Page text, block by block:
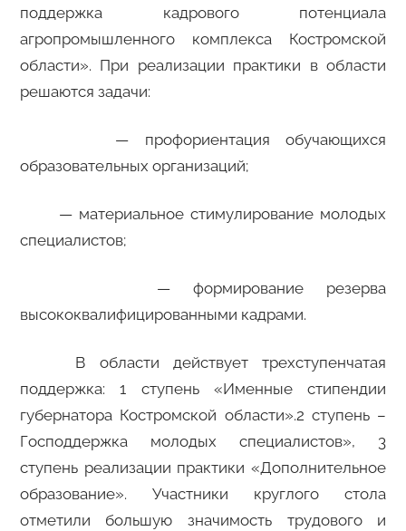
поддержка кадрового потенциала
агропромышленного комплекса Костромской
области». При реализации практики в области
решаются задачи:
— профориентация обучающихся
образовательных организаций;
— материальное стимулирование молодых
специалистов;
— формирование резерва
высококвалифицированными кадрами.
В области действует трехступенчатая
поддержка: 1 ступень «Именные стипендии
губернатора Костромской области».2 ступень –
Господдержка молодых специалистов», 3
ступень реализации практики «Дополнительное
образование». Участники круглого стола
отметили большую значимость трудового и